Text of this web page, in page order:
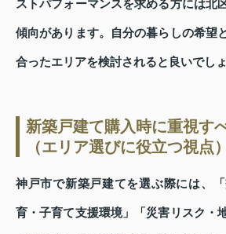
ストパフォーマンスを求める方には北
傾向があります。自分の暮らしの希望
合ったエリアを検討されると良いでしょ
新築戸建て購入時に重視す
（エリア選びに役立つ視点）
神戸市で新築戸建てを選ぶ際には、
育・子育て支援環境」「災害リスク・